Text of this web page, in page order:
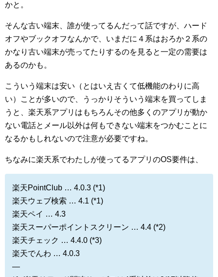
かと。
そんな古い端末、誰が使ってるんだって話ですが、ハード
オフやブックオフなんかで、いまだに４系はおろか２系の
かなり古い端末が売ってたりするのを見ると一定の需要は
あるのかも。
こういう端末は安い（とはいえ古くて低機能のわりに高
い）ことが多いので、うっかりそういう端末を買ってしま
うと、楽天系アプリはもちろんその他多くのアプリが動か
ない電話とメール以外は何もできない端末をつかむことに
なるかもしれないので注意が必要ですね。
ちなみに楽天系でわたしが使ってるアプリのOS要件は、
楽天PointClub … 4.0.3 (*1)
楽天ウェブ検索 … 4.1 (*1)
楽天ペイ … 4.3
楽天スーパーポイントスクリーン … 4.4 (*2)
楽天チェック … 4.4.0 (*3)
楽天でんわ … 4.0.3
—